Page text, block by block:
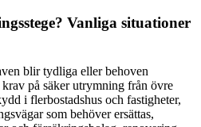
Vanliga situationer
blir tydliga eller behoven
på säker utrymning från övre
i flerbostadshus och fastigheter,
som behöver ersättas,